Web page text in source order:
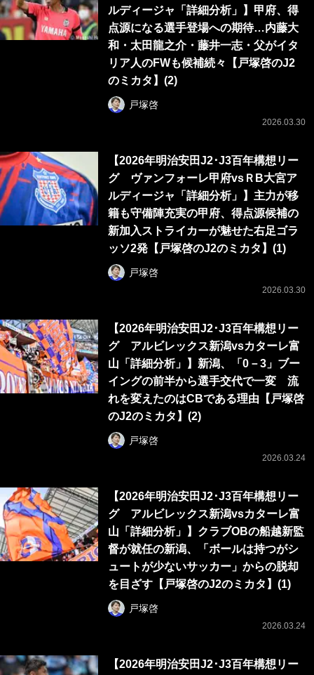
ルディージャ「詳細分析」】甲府、得
点源になる選手登場への期待…内藤大
和・太田龍之介・藤井一志・父がイタ
リア人のFWも候補続々【戸塚啓のJ2
のミカタ】(2)
戸塚啓
2026.03.30
【2026年明治安田J2･J3百年構想リー
グ ヴァンフォーレ甲府vsＲB大宮ア
ルディージャ「詳細分析」】主力が移
籍も守備陣充実の甲府、得点源候補の
新加入ストライカーが魅せた右足ゴラ
ッソ2発【戸塚啓のJ2のミカタ】(1)
戸塚啓
2026.03.30
【2026年明治安田J2･J3百年構想リー
グ アルビレックス新潟vsカターレ富
山「詳細分析」】新潟、「0－3」ブー
イングの前半から選手交代で一変 流
れを変えたのはCBである理由【戸塚啓
のJ2のミカタ】(2)
戸塚啓
2026.03.24
【2026年明治安田J2･J3百年構想リー
グ アルビレックス新潟vsカターレ富
山「詳細分析」】クラブOBの船越新監
督が就任の新潟、「ボールは持つがシ
ュートが少ないサッカー」からの脱却
を目ざす【戸塚啓のJ2のミカタ】(1)
戸塚啓
2026.03.24
【2026年明治安田J2･J3百年構想リー